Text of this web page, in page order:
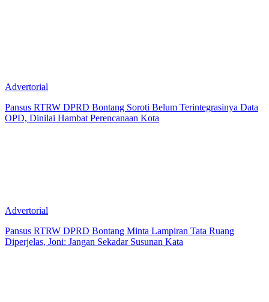
Advertorial
Pansus RTRW DPRD Bontang Soroti Belum Terintegrasinya Data
OPD, Dinilai Hambat Perencanaan Kota
Advertorial
Pansus RTRW DPRD Bontang Minta Lampiran Tata Ruang
Diperjelas, Joni: Jangan Sekadar Susunan Kata